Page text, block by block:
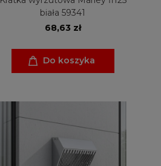
biała 59341
68,63 zł
Do koszyka